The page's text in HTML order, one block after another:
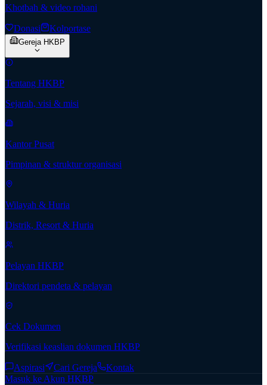
Khotbah & video rohani
Donasi Kolportase
Gereja HKBP
Tentang HKBP
Sejarah, visi & misi
Kantor Pusat
Pimpinan & struktur organisasi
Wilayah & Huria
Distrik, Resort & Huria
Pelayan HKBP
Direktori pendeta & pelayan
Cek Dokumen
Verifikasi keaslian dokumen HKBP
Aspirasi Cari Gereja
Kontak
Masuk ke Akun HKBP